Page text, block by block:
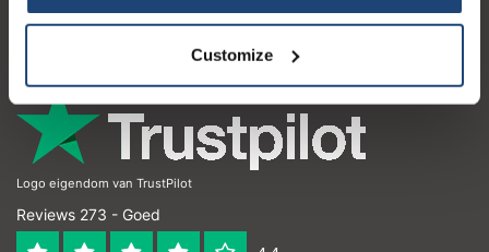
Customize
Contactgegevens
Logo eigendom van TrustPilot
Reviews 273 - Goed